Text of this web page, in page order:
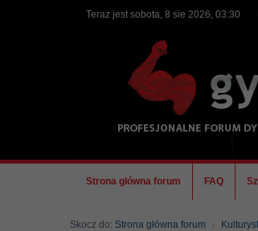
Teraz jest sobota, 8 sie 2026, 03:30
Strona główna forum FAQ
Skocz do: Strona główna forum